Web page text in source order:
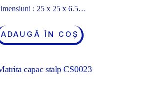
: 25 x 25 x 6.5…
ADAUGĂ ÎN COȘ